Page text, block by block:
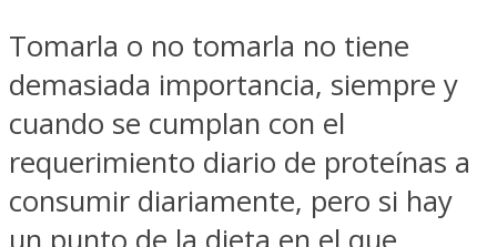
Tomarla o no tomarla no tiene
demasiada importancia, siempre y
cuando se cumplan con el
requerimiento diario de proteínas a
consumir diariamente, pero si hay